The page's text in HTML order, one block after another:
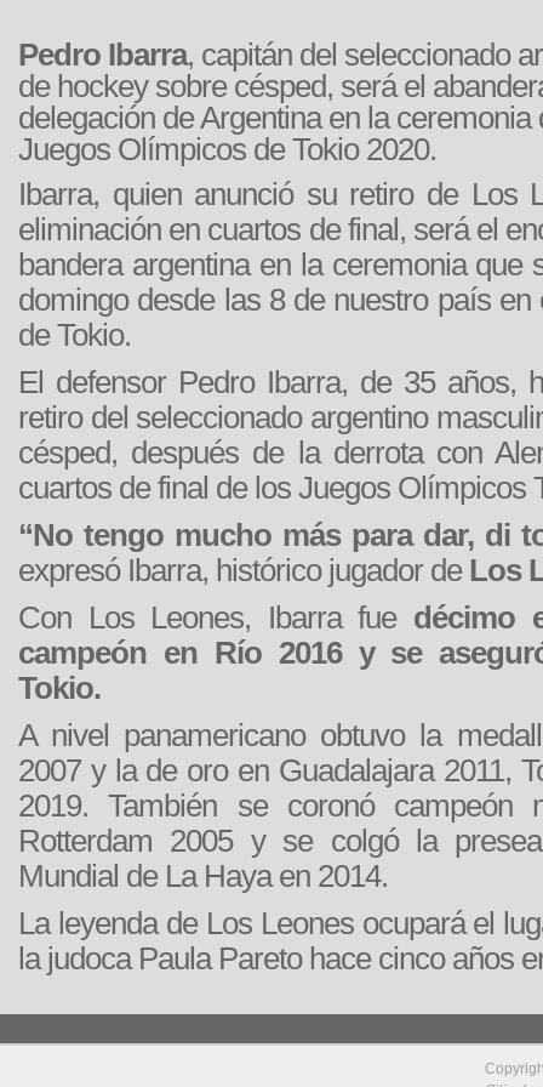
Pedro Ibarra, capitán del seleccionado
de hockey sobre césped, será el
delegación de Argentina en la ceremonia
Juegos Olímpicos de Tokio 2020.
Ibarra, quien anunció su retiro de Los
eliminación en cuartos de final, será el
bandera argentina en la ceremonia que
domingo desde las 8 de nuestro país
de Tokio.
El defensor Pedro Ibarra, de 35 años,
retiro del seleccionado argentino
césped, después de la derrota con
cuartos de final de los Juegos Olímpicos
“No tengo mucho más para dar, di
expresó Ibarra, histórico jugador de Los
Con Los Leones, Ibarra fue décimo
campeón en Río 2016 y se
Tokio.
A nivel panamericano obtuvo la
2007 y la de oro en Guadalajara 2011,
2019. También se coronó campeón
Rotterdam 2005 y se colgó la
Mundial de La Haya en 2014.
La leyenda de Los Leones ocupará el
la judoca Paula Pareto hace cinco años